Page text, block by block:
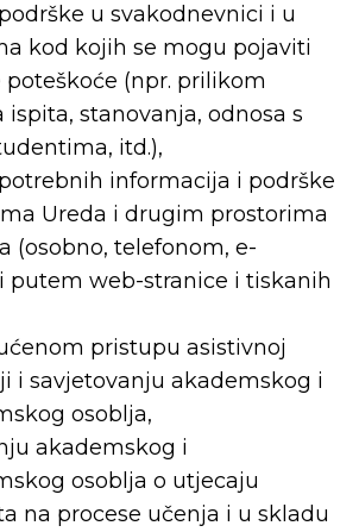
u svakodnevnici i u
kod kojih se mogu pojaviti
poteškoće (npr. prilikom
ispita, stanovanja, odnosa s
itd.),
informacija i podrške
Ureda i drugim prostorima
(osobno, telefonom, e-
putem web-stranice i tiskanih
pristupu asistivnoj
i savjetovanju akademskog i
osoblja,
akademskog i
osoblja o utjecaju
na procese učenja i u skladu